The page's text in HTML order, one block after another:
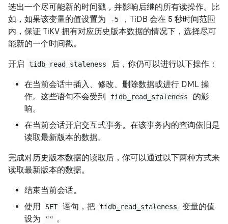
选出一个尽可能新的时间戳，并影响后继的所有读操作。比
如，如果该变量的值设置为
-5
，TiDB 会在 5 秒时间范围
内，保证 TiKV 拥有对应历史版本数据的情况下，选择尽可
能新的一个时间戳。
开启 tidb_read_staleness 后，你仍可以进行以下操作：
在当前会话中插入、修改、删除数据或进行 DML 操
作。这些语句不会受到
tidb_read_staleness
的影
响。
在当前会话开启交互式事务。在该事务内的查询依旧是
读取最新版本的数据。
完成对历史版本数据的读取后，你可以通过以下两种方式来
读取最新版本的数据。
结束当前会话。
使用
SET 语句，把 tidb_read_staleness
变量的值
设为
"" 。